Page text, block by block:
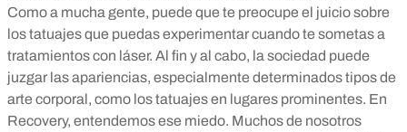
Como a mucha gente, puede que te preocupe el juicio sobre
los tatuajes que puedas experimentar cuando te sometas a
tratamientos con láser. Al fin y al cabo, la sociedad puede
juzgar las apariencias, especialmente determinados tipos de
arte corporal, como los tatuajes en lugares prominentes. En
Recovery, entendemos ese miedo. Muchos de nosotros